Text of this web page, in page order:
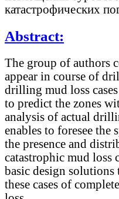
катастрофических
Abstract:
The group of authors
appear in course of
drilling mud loss
to predict the zones
analysis of actual
enables to foresee the
the presence and
catastrophic mud loss
basic design
these cases of